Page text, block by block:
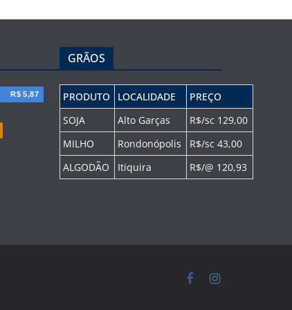
R$ 5,87
GRÃOS
PRODUTO LOCALIDADE
PREÇO
SOJA
Alto Garças
R$/sc 129,00
MILHO
Rondonópolis
R$/sc 43,00
ALGODÃO
Itiquira R$/@ 120,93